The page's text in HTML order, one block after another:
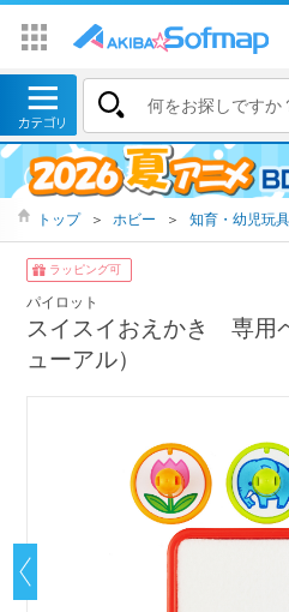
トップ ＞ ホビー ＞ 知育・幼児玩具
ラッピング可
パイロット
スイスイおえかき 専用
ューアル）